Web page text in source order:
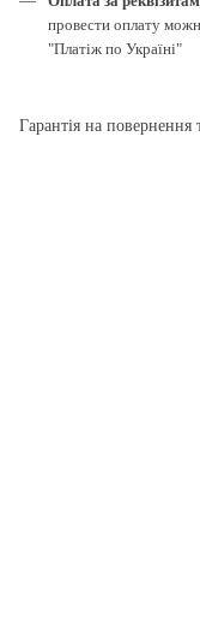
провести оплату
"Платіж по Україні"
Гарантія на повернення